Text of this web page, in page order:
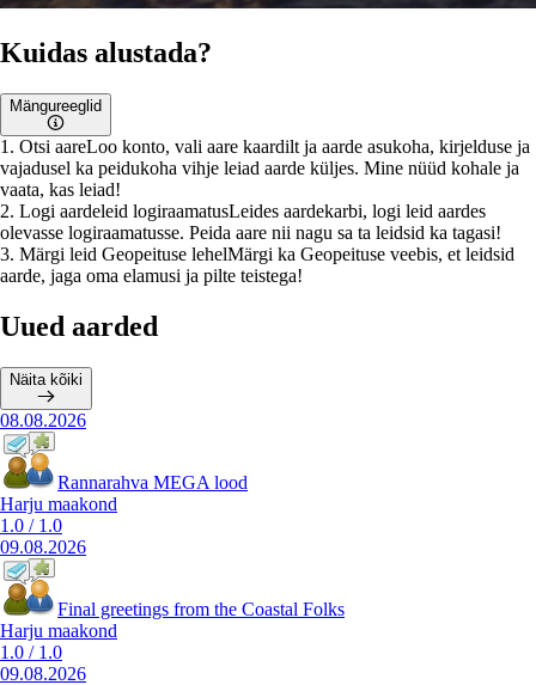
Kuidas alustada?
Mängureeglid
1 . Otsi aareLoo konto, vali aare kaardilt ja aarde asukoha, kirjelduse ja
vajadusel ka peidukoha vihje leiad aarde küljes. Mine nüüd kohale ja
vaata, kas leiad!
2. Logi aardeleid logiraamatusLeides aardekarbi, logi leid aardes
olevasse logiraamatusse. Peida aare nii nagu sa ta leidsid ka tagasi!
3. Märgi leid Geopeituse lehelMärgi ka Geopeituse veebis, et leidsid
aarde, jaga oma elamusi ja pilte teistega!
Uued aarded
Näita kõiki
08.08.2026
Rannarahva MEGA lood
Harju maakond
1.0 / 1.0
09.08.2026
Final greetings from the Coastal Folks
Harju maakond
1.0 / 1.0
09.08.2026